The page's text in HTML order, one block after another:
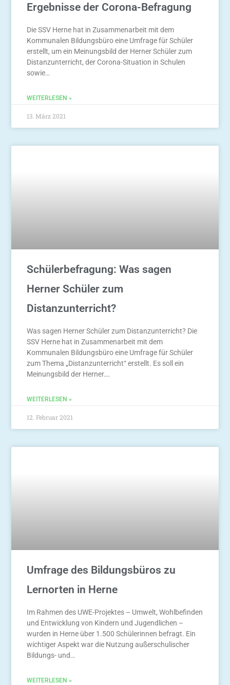
Ergebnisse der Corona-Befragung
Die SSV Herne hat in Zusammenarbeit mit dem
Kommunalen Bildungsbüro eine Umfrage für Schüler
erstellt, um ein Meinungsbild der Herner Schüler zum
Distanzunterricht, der Corona-Situation in Schulen
sowie…
WEITERLESEN »
13. März 2021
Schülerbefragung: Was sagen
Herner Schüler zum
Distanzunterricht?
Was sagen Herner Schüler zum Distanzunterricht? Die
SSV Herne hat in Zusammenarbeit mit dem
Kommunalen Bildungsbüro eine Umfrage für Schüler
zum Thema „Distanzunterricht“ erstellt. Es soll ein
Meinungsbild der Herner….
WEITERLESEN »
12. Februar 2021
Umfrage des Bildungsbüros zu
Lernorten in Herne
Im Rahmen des UWE-Projektes – Umwelt, Wohlbefinden
und Entwicklung von Kindern und Jugendlichen –
wurden in Herne über 1.500 Schülerinnen befragt. Ein
wichtiger Aspekt war die Nutzung außerschulischer
Bildungs- und…
WEITERLESEN »